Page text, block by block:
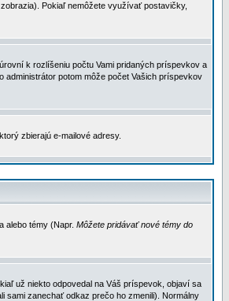
Pokiaľ nemôžete využívať postavičky,
k rozlíšeniu počtu Vami pridaných príspevkov a
potom môže počet Vašich príspevkov
zbierajú e-mailové adresy.
alebo témy (Napr. Môžete pridávať nové témy do
už niekto odpovedal na Váš príspevok, objaví sa
sami zanechať odkaz prečo ho zmenili). Normálny